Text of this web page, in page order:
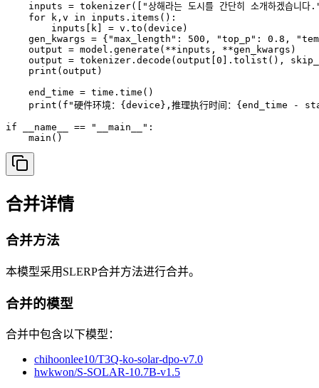
inputs = tokenizer(["상해라는 도시를 간단히 소개하겠습니
    for k,v in inputs.items():
        inputs[k] = v.to(device)
gen_kwargs = {"max_length": 500, "top_p": 0.8,
    output = model.generate(**inputs, **gen_kwargs)
output = tokenizer.decode(output[0].tolist(),
    print(output)
    end_time = time.time()
print(f"硬件环境：{device},推理执行时间：{end_time -
if __name__ == "__main__":
合并详情
合并方法
本模型采用SLERP合并方法进行合并。
合并的模型
合并中包含以下模型：
chihoonlee10/T3Q-ko-solar-dpo-v7.0
hwkwon/S-SOLAR-10.7B-v1.5